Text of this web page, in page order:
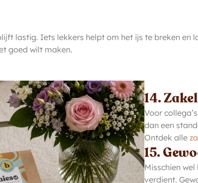
lastig. Iets lekkers helpt om het ijs te breken en
goed wilt maken.
14.
Voor
dan een
Ontdek alle
15.
Misschien
verdient.